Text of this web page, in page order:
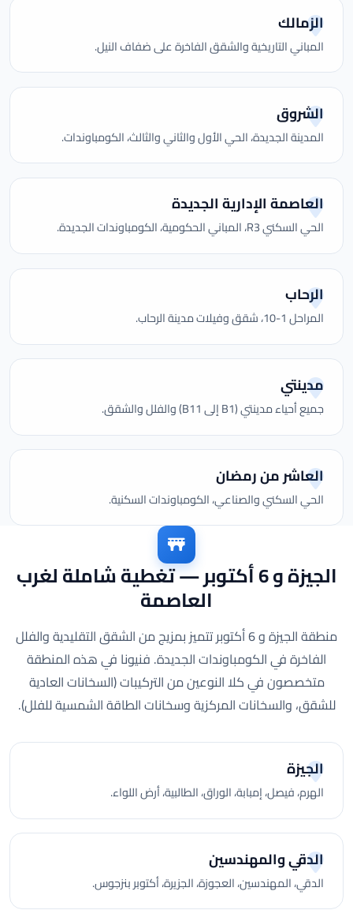
الزمالك
المباني التاريخية والشقق الفاخرة على ضفاف النيل.
الشروق
المدينة الجديدة، الحي الأول والثاني والثالث، الكومباوندات.
العاصمة الإدارية الجديدة
الحي السكني R3، المباني الحكومية، الكومباوندات الجديدة.
الرحاب
المراحل 1-10، شقق وفيلات مدينة الرحاب.
مدينتي
جميع أحياء مدينتي (B1 إلى B11) والفلل والشقق.
العاشر من رمضان
الحي السكني والصناعي، الكومباوندات السكنية.
الجيزة و 6 أكتوبر — تغطية شاملة لغرب
العاصمة
منطقة الجيزة و 6 أكتوبر تتميز بمزيج من الشقق التقليدية والفلل
الفاخرة في الكومباوندات الجديدة. فنيونا في هذه المنطقة
متخصصون في كلا النوعين من التركيبات (السخانات العادية
للشقق، والسخانات المركزية وسخانات الطاقة الشمسية للفلل).
الجيزة
الهرم، فيصل، إمبابة، الوراق، الطالبية، أرض اللواء.
الدقي والمهندسين
الدقي، المهندسين، العجوزة، الجزيرة، أكتوبر بنزجوس.